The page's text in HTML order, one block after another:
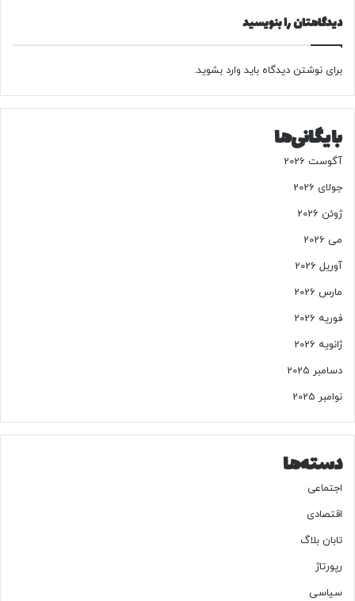
ه
ا
س
د
ه
ش
د
دیدگاهتان را بنویسید
برای نوشتن دیدگاه باید وارد بشوید.
بایگانی‌ها
آگوست 2026
جولای 2026
ژوئن 2026
می 2026
آوریل 2026
مارس 2026
فوریه 2026
ژانویه 2026
دسامبر 2025
نوامبر 2025
دسته‌ها
اجتماعی
اقتصادی
تابان بلاگ
رپورتاژ
سیاسی